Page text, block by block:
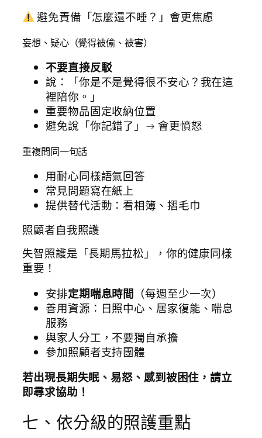
避免責備「怎麼還不睡？」會更焦慮
妄想、疑心（覺得被偷、被害）
不要直接反駁
說：「你是不是覺得很不安心？我在這
裡陪你。」
重要物品固定收納位置
避免說「你記錯了」→ 會更憤怒
重複問同一句話
用耐心同樣語氣回答
常見問題寫在紙上
提供替代活動：看相簿、摺毛巾
照顧者自我照護
失智照護是「長期馬拉松」，你的健康同樣
重要！
安排定期喘息時間 （每週至少一次）
善用資源：日照中心、居家復能、喘息
服務
與家人分工，不要獨自承擔
參加照顧者支持團體
若出現長期失眠、易怒、感到被困住，請立
即尋求協助！
七、依分級的照護重點